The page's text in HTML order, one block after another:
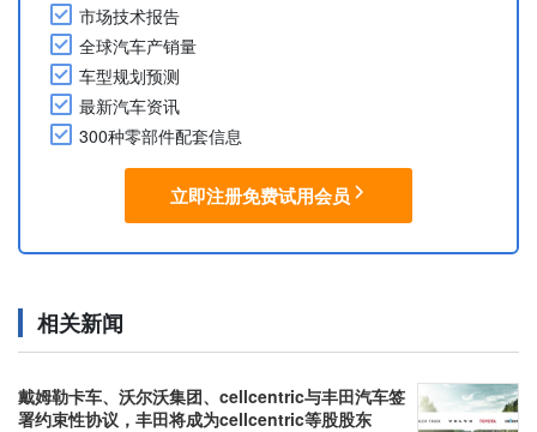
市场技术报告
全球汽车产销量
车型规划预测
最新汽车资讯
300种零部件配套信息
立即注册免费试用会员
相关新闻
戴姆勒卡车、沃尔沃集团、cellcentric与丰田汽车签
署约束性协议，丰田将成为cellcentric等股股东